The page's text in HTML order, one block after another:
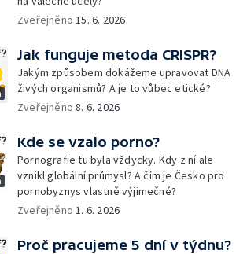
Zveřejněno15. 6. 2026
Jak funguje metoda CRISPR?
Jakým způsobem dokážeme upravovat DNA
živých organismů? A je to vůbec etické?
Zveřejněno8. 6. 2026
Kde se vzalo porno?
Pornografie tu byla vždycky. Kdy z ní ale
vznikl globální průmysl? A čím je Česko pro
pornobyznys vlastně výjimečné?
Zveřejněno1. 6. 2026
Proč pracujeme 5 dní v týdnu?